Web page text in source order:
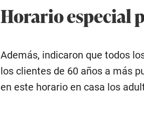
Horario especial
Además, indicaron que todos
los clientes de 60 años a más
en este horario en casa los